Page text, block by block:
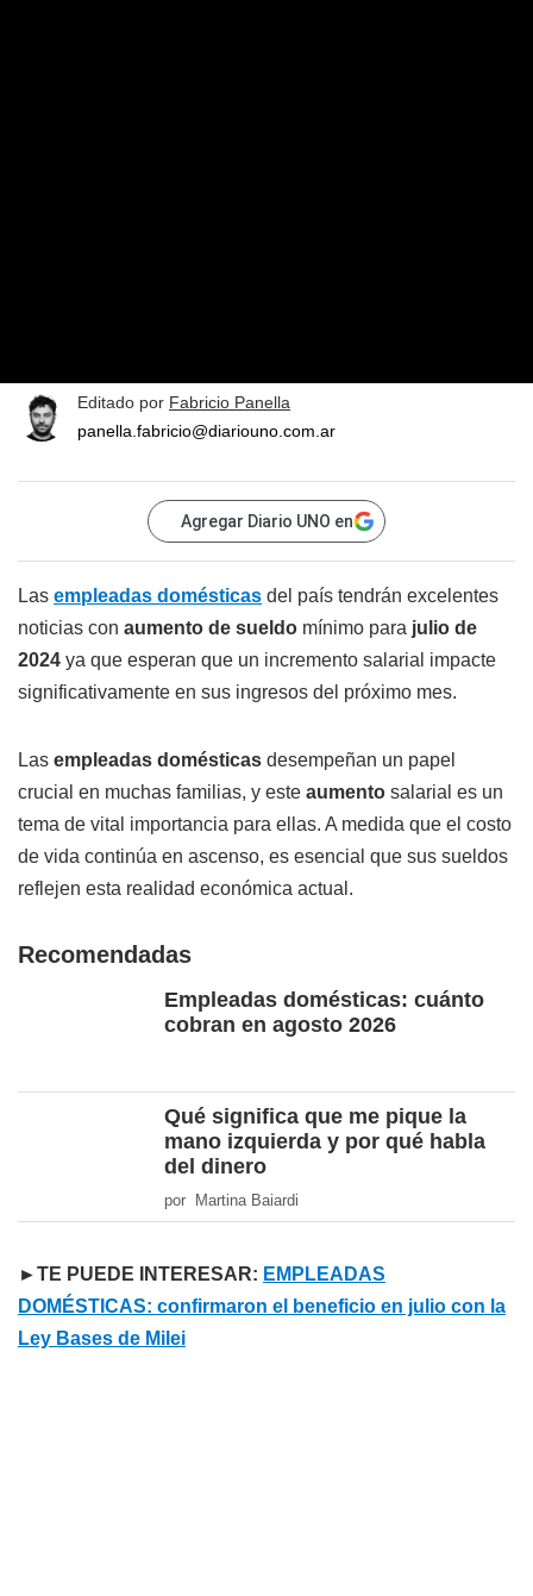
Editado por Fabricio Panella
panella.fabricio@diariouno.com.ar
Agregar Diario UNO en
Las empleadas domésticas del país tendrán excelentes
noticias con aumento de sueldo mínimo para julio de
2024 ya que esperan que un incremento salarial impacte
significativamente en sus ingresos del próximo mes.
Las empleadas domésticas desempeñan un papel
crucial en muchas familias, y este aumento salarial es un
tema de vital importancia para ellas. A medida que el costo
de vida continúa en ascenso, es esencial que sus sueldos
reflejen esta realidad económica actual.
Recomendadas
Empleadas domésticas: cuánto
cobran en agosto 2026
Qué significa que me pique la
mano izquierda y por qué habla
del dinero
por Martina Baiardi
►TE PUEDE INTERESAR: EMPLEADAS
DOMÉSTICAS: confirmaron el beneficio en julio con la
Ley Bases de Milei